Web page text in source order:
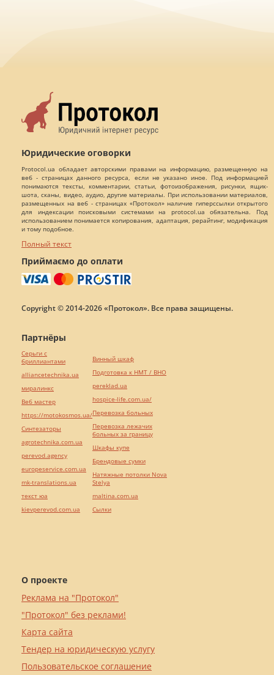
Юридические оговорки
Protocol.ua обладает авторскими правами на информацию, размещенную на
веб - страницах данного ресурса, если не указано иное. Под информацией
понимаются тексты, комментарии, статьи, фотоизображения, рисунки, ящик-
шота, сканы, видео, аудио, другие материалы. При использовании материалов,
размещенных на веб - страницах «Протокол» наличие гиперссылки открытого
для индексации поисковыми системами на protocol.ua обязательна. Под
использованием понимается копирования, адаптация, рерайтинг, модификация
и тому подобное.
Полный текст
Приймаємо до оплати
Copyright © 2014-2026 «Протокол». Все права защищены.
О проекте
Реклама на "Протокол"
"Протокол" без реклами!
Карта сайта
Тендер на юридическую услугу
Пользовательское соглашение
Партнёры
Серьги с
бриллиантами
alliancetechnika.ua
миралинкс
Веб мастер
https://motokosmos.ua/
Синтезаторы
agrotechnika.com.ua
perevod.agency
europeservice.com.ua
mk-translations.ua
текст юа
kievperevod.com.ua
Винный шкаф
Подготовка к НМТ / ВНО
pereklad.ua
hospice-life.com.ua/
Перевозка больных
Перевозка лежачих
больных за границу
Шкафы купе
Брендовые сумки
Натяжные потолки Nova
Stelya
maltina.com.ua
Cылки